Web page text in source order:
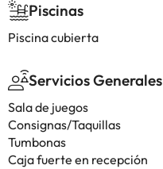
Piscinas
Piscina cubierta
Servicios Generales
Sala de juegos
Consignas/Taquillas
Tumbonas
Caja fuerte en recepción